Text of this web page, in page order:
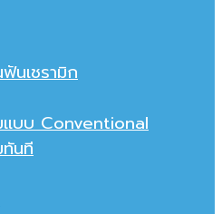
นเชรามิก
แบบ Conventional
นที